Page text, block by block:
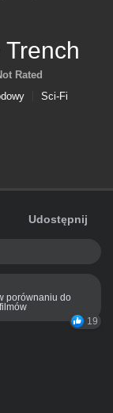
Trench
Rated
Sci-Fi
Udostępnij
porównaniu do
19